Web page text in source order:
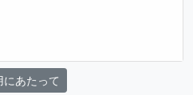
あたって